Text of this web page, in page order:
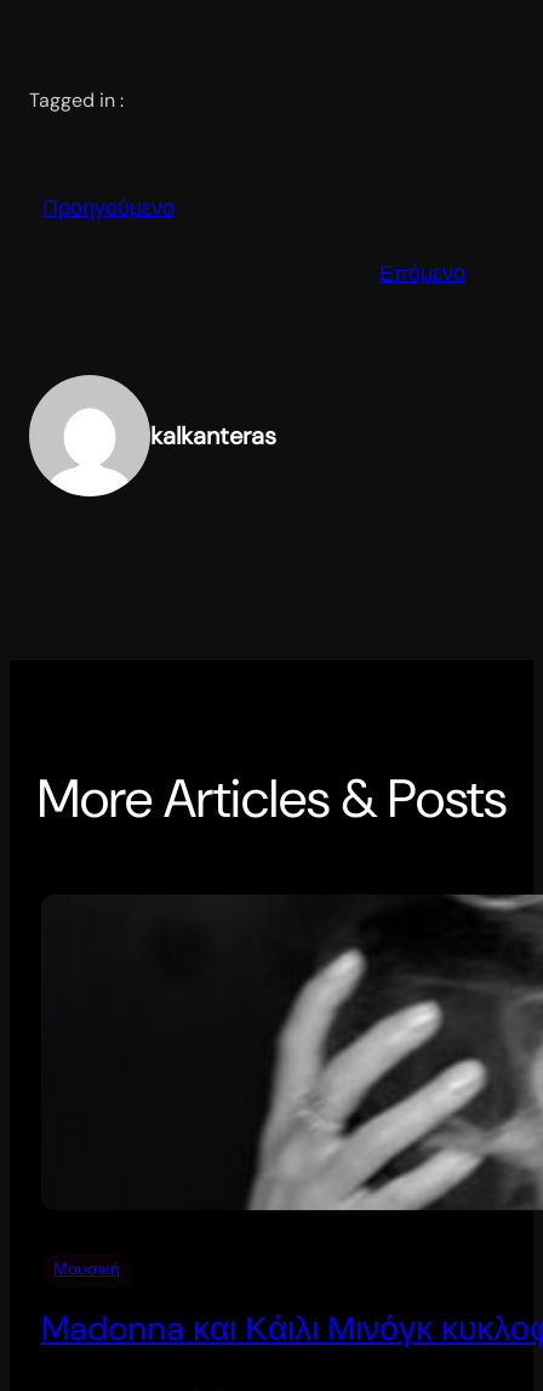
Tagged in :
Προηγούμενο
Επόμενο
kalkanteras
More Articles & Posts
Μουσική
Madonna και Κάιλι Μινόγκ